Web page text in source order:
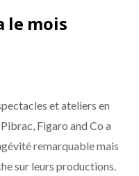
k a
le mois
et ateliers en
Figaro and Co a
remarquable mais
sur leurs productions.